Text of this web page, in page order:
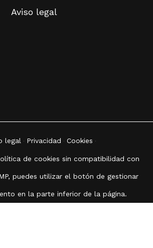
Aviso legal
legal · Privacidad · Cookies ·
de cookies sin compatibilidad con
puedes utilizar el botón de gestionar
en la parte inferior de la página.